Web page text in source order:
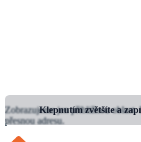
Klepnutím zvětšíte a
Zobrazujeme jen přibližnou oblast.
přesnou adresu.